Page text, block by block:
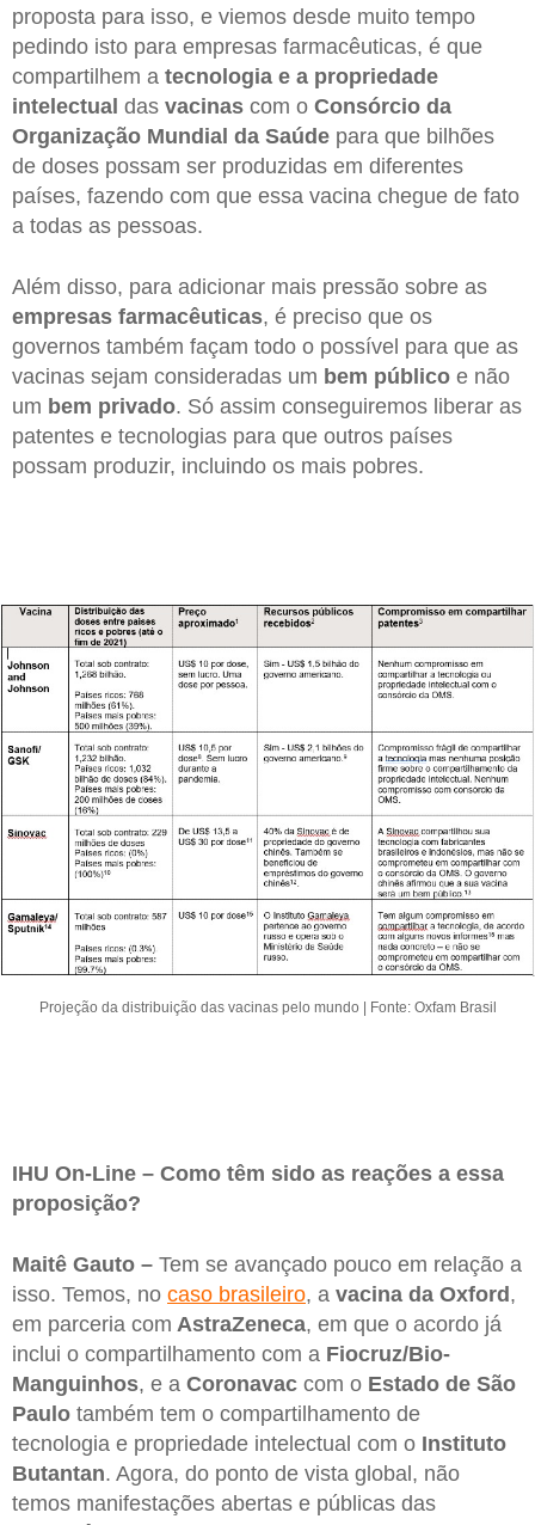
proposta para isso, e viemos desde muito tempo
pedindo isto para empresas farmacêuticas, é que
compartilhem a tecnologia e a propriedade
intelectual das vacinas com o Consórcio da
Organização Mundial da Saúde para que bilhões
de doses possam ser produzidas em diferentes
países, fazendo com que essa vacina chegue de fato
a todas as pessoas.
Além disso, para adicionar mais pressão sobre as
empresas farmacêuticas, é preciso que os
governos também façam todo o possível para que as
vacinas sejam consideradas um bem público e não
um bem privado. Só assim conseguiremos liberar as
patentes e tecnologias para que outros países
possam produzir, incluindo os mais pobres.
Projeção da distribuição das vacinas pelo mundo | Fonte: Oxfam Brasil
IHU On-Line – Como têm sido as reações a essa
proposição?
Maitê Gauto – Tem se avançado pouco em relação a
isso. Temos, no caso brasileiro, a vacina da Oxford ,
em parceria com AstraZeneca, em que o acordo já
inclui o compartilhamento com a Fiocruz/Bio-
Manguinhos, e a Coronavac com o Estado de São
Paulo também tem o compartilhamento de
tecnologia e propriedade intelectual com o Instituto
Butantan. Agora, do ponto de vista global, não
temos manifestações abertas e públicas das